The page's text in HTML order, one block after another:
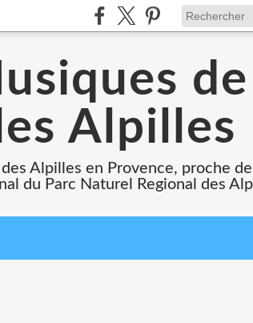
Alpilles
Alpilles en Provence, proche
du Parc Naturel Regional des